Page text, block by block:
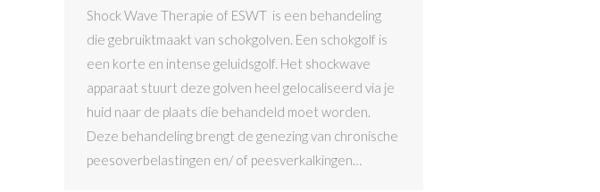
Shock Wave Therapie of ESWT is een behandeling
die gebruiktmaakt van schokgolven. Een schokgolf is
een korte en intense geluidsgolf. Het shockwave
apparaat stuurt deze golven heel gelocaliseerd via je
huid naar de plaats die behandeld moet worden.
Deze behandeling brengt de genezing van chronische
peesoverbelastingen en/ of peesverkalkingen…